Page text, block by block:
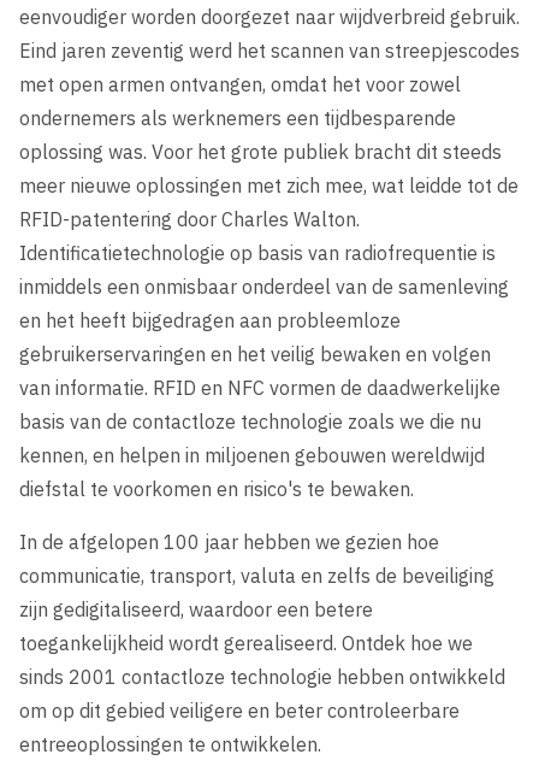
eenvoudiger worden doorgezet naar wijdverbreid gebruik.
Eind jaren zeventig werd het scannen van streepjescodes
met open armen ontvangen, omdat het voor zowel
ondernemers als werknemers een tijdbesparende
oplossing was. Voor het grote publiek bracht dit steeds
meer nieuwe oplossingen met zich mee, wat leidde tot de
RFID-patentering door Charles Walton.
Identificatietechnologie op basis van radiofrequentie is
inmiddels een onmisbaar onderdeel van de samenleving
en het heeft bijgedragen aan probleemloze
gebruikerservaringen en het veilig bewaken en volgen
van informatie. RFID en NFC vormen de daadwerkelijke
basis van de contactloze technologie zoals we die nu
kennen, en helpen in miljoenen gebouwen wereldwijd
diefstal te voorkomen en risico's te bewaken.
In de afgelopen 100 jaar hebben we gezien hoe
communicatie, transport, valuta en zelfs de beveiliging
zijn gedigitaliseerd, waardoor een betere
toegankelijkheid wordt gerealiseerd. Ontdek hoe we
sinds 2001 contactloze technologie hebben ontwikkeld
om op dit gebied veiligere en beter controleerbare
entreeoplossingen te ontwikkelen.